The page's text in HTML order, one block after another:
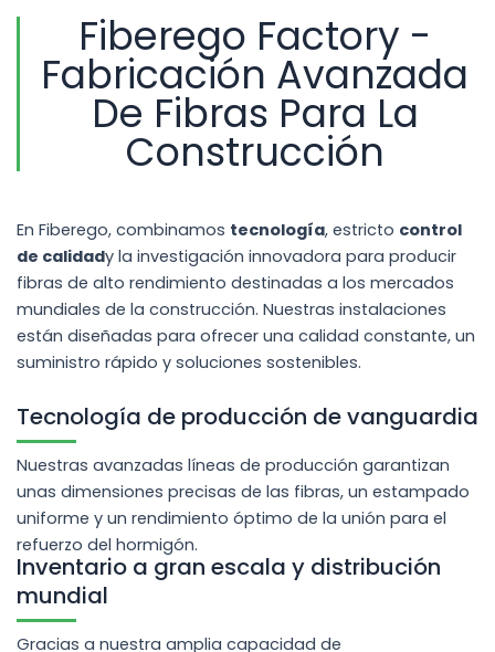
Fiberego Factory -
Fabricación Avanzada
De Fibras Para La
Construcción
En Fiberego, combinamos tecnología, estricto control
de calidady la investigación innovadora para producir
fibras de alto rendimiento destinadas a los mercados
mundiales de la construcción. Nuestras instalaciones
están diseñadas para ofrecer una calidad constante, un
suministro rápido y soluciones sostenibles.
Tecnología de producción de vanguardia
Nuestras avanzadas líneas de producción garantizan
unas dimensiones precisas de las fibras, un estampado
uniforme y un rendimiento óptimo de la unión para el
refuerzo del hormigón.
Inventario a gran escala y distribución
mundial
Gracias a nuestra amplia capacidad de